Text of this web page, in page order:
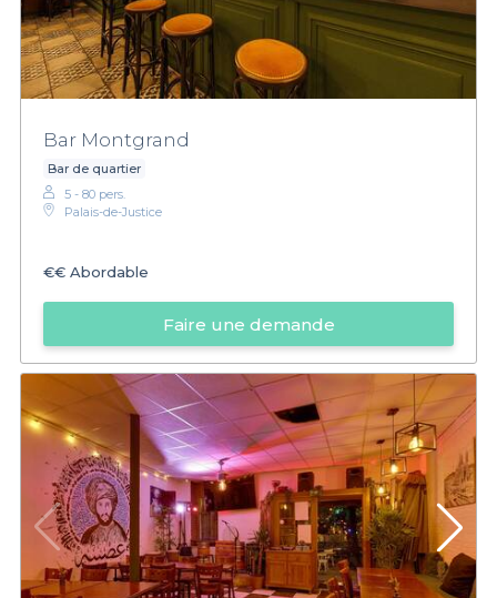
Bar Montgrand
Bar de quartier
5 - 80 pers.
Palais-de-Justice
€€ Abordable
Faire une demande